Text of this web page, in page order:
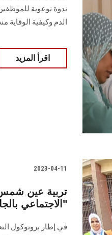
ندوة توعوية
الدم وكيفية الوقاية
اقرأ المزيد
2023-04-11
تربية عين شمس
الاجتماعي بالجامعة عن "الإشاعات وكيفية التصدي لها"
في إطار بروتوكول